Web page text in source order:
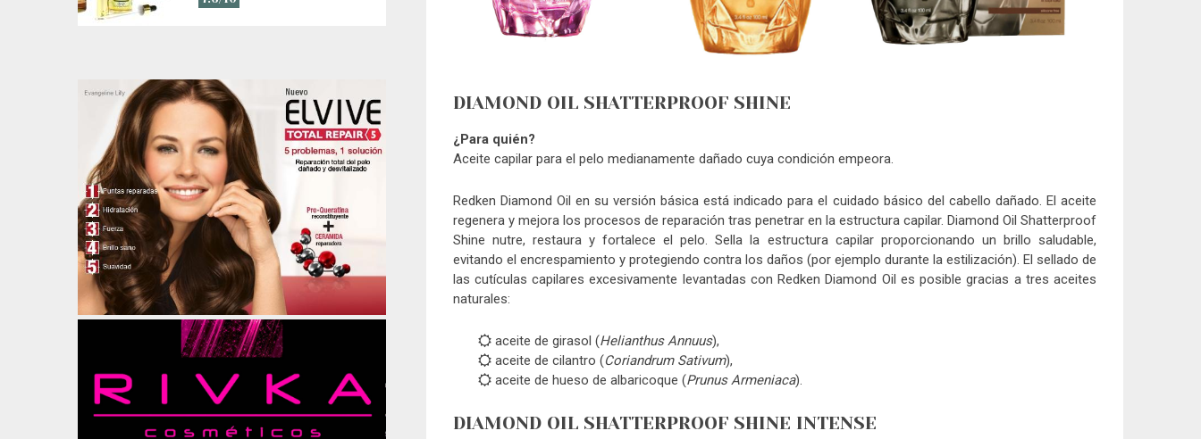
DIAMOND OIL SHATTERPROOF SHINE
¿Para quién?
Aceite capilar para el pelo medianamente dañado cuya condición empeora.
Redken Diamond Oil en su versión básica está indicado para el cuidado básico del cabello dañado. El aceite
regenera y mejora los procesos de reparación tras penetrar en la estructura capilar. Diamond Oil Shatterproof
Shine nutre, restaura y fortalece el pelo. Sella la estructura capilar proporcionando un brillo saludable,
evitando el encrespamiento y protegiendo contra los daños (por ejemplo durante la estilización). El sellado de
las cutículas capilares excesivamente levantadas con Redken Diamond Oil es posible gracias a tres aceites
naturales:
aceite de girasol (Helianthus Annuus),
aceite de cilantro (Coriandrum Sativum),
aceite de hueso de albaricoque (Prunus Armeniaca).
DIAMOND OIL SHATTERPROOF SHINE INTENSE